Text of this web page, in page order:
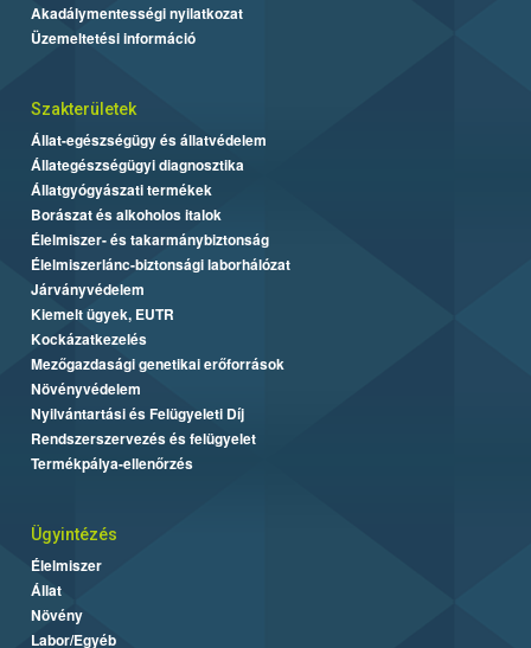
Akadálymentességi nyilatkozat
Üzemeltetési információ
Szakterületek
Állat-egészségügy és állatvédelem
Állategészségügyi diagnosztika
Állatgyógyászati termékek
Borászat és alkoholos italok
Élelmiszer- és takarmánybiztonság
Élelmiszerlánc-biztonsági laborhálózat
Járványvédelem
Kiemelt ügyek, EUTR
Kockázatkezelés
Mezőgazdasági genetikai erőforrások
Növényvédelem
Nyilvántartási és Felügyeleti Díj
Rendszerszervezés és felügyelet
Termékpálya-ellenőrzés
Ügyintézés
Élelmiszer
Állat
Növény
Labor/Egyéb